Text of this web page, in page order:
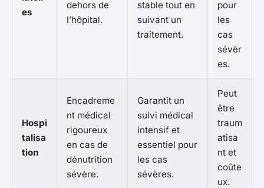
es
dehors de
l’hôpital.
stable tout en
suivant un
traitement.
pour
les
cas
sévèr
es.
Hospi
talisa
tion
Encadreme
nt médical
rigoureux
en cas de
dénutrition
sévère.
Garantit un
suivi médical
intensif et
essentiel pour
les cas
sévères.
Peut
être
traum
atisa
nt et
coûte
ux.